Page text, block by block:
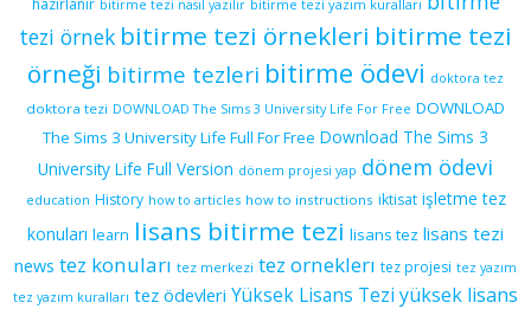
bitirme tezi nasıl yazılır bitirme tezi yazım kuralları
tezi örnek bitirme tezi örnekleri bitirme tezi
örneği bitirme tezleri bitirme ödevi doktora tez
doktora tezi DOWNLOAD The Sims 3 University Life For Free DOWNLOAD
The Sims 3 University Life Full For Free Download The Sims 3
University Life Full Version dönem projesi yap dönem ödevi
education History how to articles how to instructions iktisat işletme tez
konuları learn lisans bitirme tezi lisans tez lisans tezi
news tez konuları tez merkezi tez orneklerı tez projesi tez yazım
tez yazım kuralları tez ödevleri Yüksek Lisans Tezi yüksek lisans